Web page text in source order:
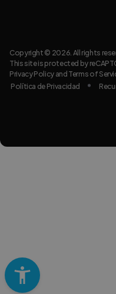
Copyright © 2026. All rights
This site is protected by
Privacy Policyand Terms of
Política de Privacidad